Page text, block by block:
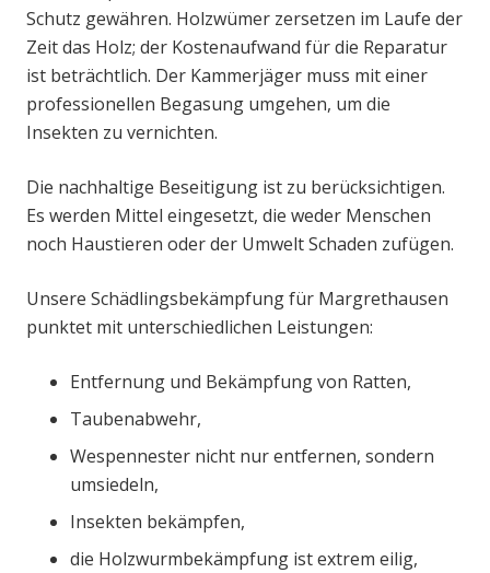
Schutz gewähren. Holzwümer zersetzen im Laufe der
Zeit das Holz; der Kostenaufwand für die Reparatur
ist beträchtlich. Der Kammerjäger muss mit einer
professionellen Begasung umgehen, um die
Insekten zu vernichten.
Die nachhaltige Beseitigung ist zu berücksichtigen.
Es werden Mittel eingesetzt, die weder Menschen
noch Haustieren oder der Umwelt Schaden zufügen.
Unsere Schädlingsbekämpfung für Margrethausen
punktet mit unterschiedlichen Leistungen:
Entfernung und Bekämpfung von Ratten,
Taubenabwehr,
Wespennester nicht nur entfernen, sondern
umsiedeln,
Insekten bekämpfen,
die Holzwurmbekämpfung ist extrem eilig,